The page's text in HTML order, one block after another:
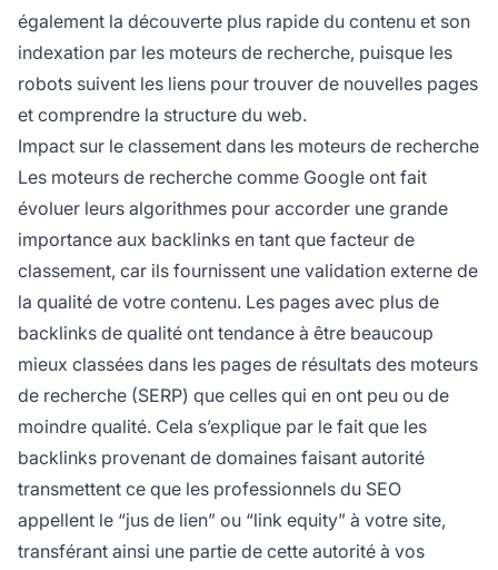
également la découverte plus rapide du contenu et son
indexation par les moteurs de recherche, puisque les
robots suivent les liens pour trouver de nouvelles pages
et comprendre la structure du web.
Impact sur le classement dans les moteurs de recherche
Les moteurs de recherche comme Google ont fait
évoluer leurs algorithmes pour accorder une grande
importance aux backlinks en tant que facteur de
classement, car ils fournissent une validation externe de
la qualité de votre contenu. Les pages avec plus de
backlinks de qualité ont tendance à être beaucoup
mieux classées dans les pages de résultats des moteurs
de recherche (SERP) que celles qui en ont peu ou de
moindre qualité. Cela s’explique par le fait que les
backlinks provenant de domaines faisant autorité
transmettent ce que les professionnels du SEO
appellent le “jus de lien” ou “link equity” à votre site,
transférant ainsi une partie de cette autorité à vos